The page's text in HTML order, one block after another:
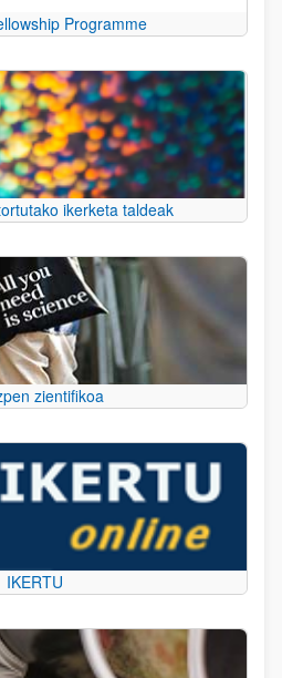
Programme
ikerketa taldeak
zientifikoa
IKERTU